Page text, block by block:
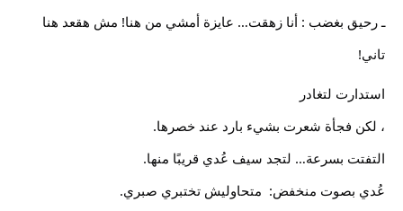
تاني!
استدارت لتغادر
، لكن فجأة شعرت بشيء بارد عند خصرها.
التفتت بسرعة… لتجد سيف عُدي قريبًا منها.
عُدي بصوت منخفض:  متحاوليش تختبري صبري.